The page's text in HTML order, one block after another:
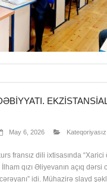
May 6, 2026 Kateqoriyasız
fransız dili ixtisasında
qızı Əliyevanın açıq
idi. Mühazirə slayd